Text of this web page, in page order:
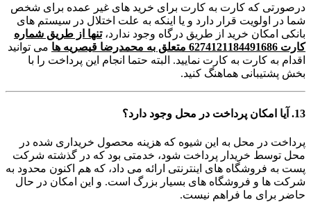
درصورتی که کارت به کارت برای خرید های غیر عمده برای شخص
شما در اولویت قرار دارد و یا اینکه به علت اختلال در سیستم های
بانکی امکان خرید از طریق درگاه وجود ندارد،تنها از طریق شماره
کارت 6274121184491686 متعلق به محمدرضا قیصریه ها
می توانید
اقدام به کارت به کارت نمایید. البته حتما انجام این پرداخت را با
بخش پشتیبانی هماهنگ کنید.
13. آیا امکان پرداخت در محل وجود دارد؟
پرداخت در محل به این شیوه که هزینه محصول خریداری شده در
محل توسط خریدار پرداخت شود، خدمتی بود که در گذشته شرکت
پست به فروشگاه های اینترنتی ارائه می داد، که هم اکنون محدود به
شرکت ها و فروشگاه های بسیار بزرگ است. و این امکان در حال
حاضر برای ما فراهم نیست.